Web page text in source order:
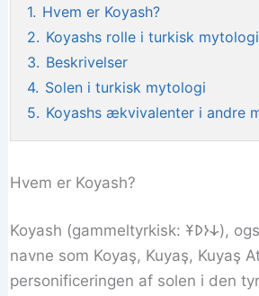
1. Hvem er Koyash?
2. Koyashs rolle i turkisk mytologi
3. Beskrivelser
4. Solen i turkisk mytologi
5. Koyashs ækvivalenter i andre
Hvem er Koyash?
Koyash (gammeltyrkisk: 𐰸𐰆𐰖𐱁), også kendt under
navne som Koyaş, Kuyaş, Kuyaş
personificeringen af ​​solen i den